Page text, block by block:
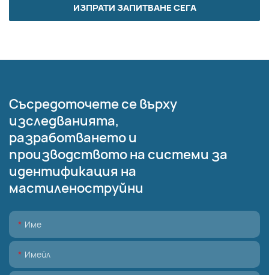
ИЗПРАТИ ЗАПИТВАНЕ СЕГА
Съсредоточете се върху
изследванията,
разработването и
производството на системи за
идентификация на
мастиленоструйни
Име
Имейл